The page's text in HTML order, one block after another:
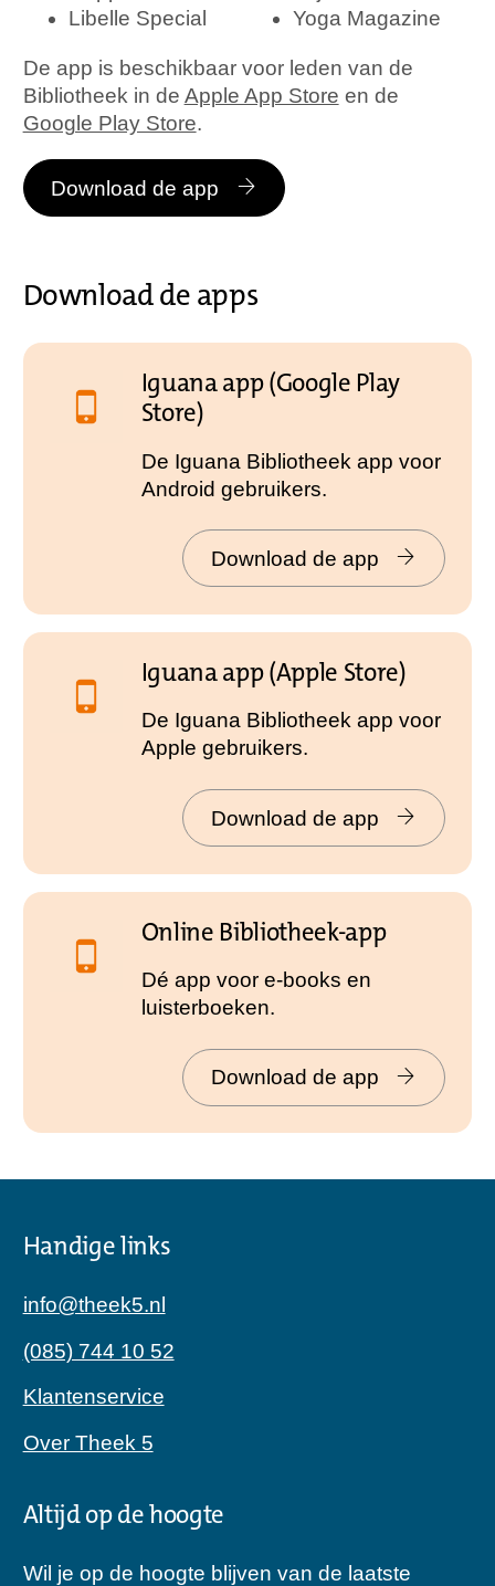
Libelle Special
Yoga Magazine
De app is beschikbaar voor leden van de
Bibliotheek in de Apple App Store en de
Google Play Store.
Download de app
Download de apps
Iguana app (Google Play
Store)
De Iguana Bibliotheek app voor
Android gebruikers.
Download de app
Iguana app (Apple Store)
De Iguana Bibliotheek app voor
Apple gebruikers.
Download de app
Online Bibliotheek-app
Dé app voor e-books en
luisterboeken.
Download de app
Handige links
info@theek5.nl
(085) 744 10 52
Klantenservice
Over Theek 5
Altijd op de hoogte
Wil je op de hoogte blijven van de laatste